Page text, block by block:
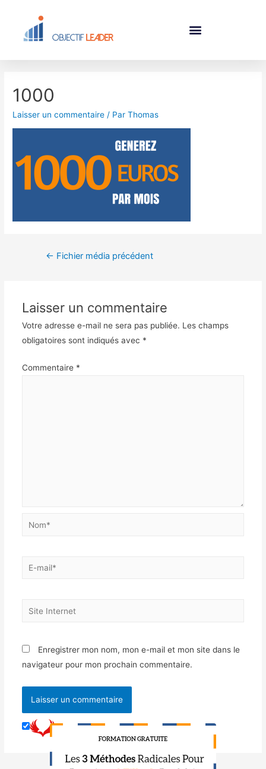
1000
Laisser un commentaire / ParThomas
← Fichier média précédent
Laisser un commentaire
Votre adresse e-mail ne sera pas publiée. Les champs
obligatoires sont indiqués avec *
Commentaire *
Enregistrer mon nom, mon e-mail et mon site dans le
navigateur pour mon prochain commentaire.